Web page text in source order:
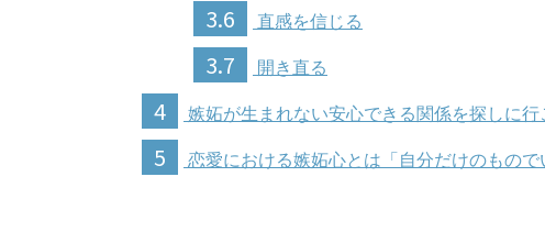
3.6 直感を信じる
3.7 開き直る
4 嫉妬が生まれない安心できる関係を探しに行
5 恋愛における嫉妬心とは「自分だけのもの